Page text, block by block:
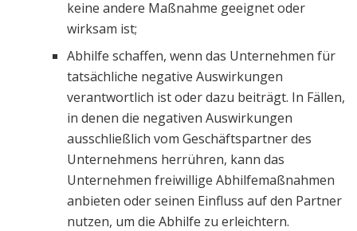
keine andere Maßnahme geeignet oder
wirksam ist;
Abhilfe schaffen, wenn das Unternehmen für
tatsächliche negative Auswirkungen
verantwortlich ist oder dazu beiträgt. In Fällen,
in denen die negativen Auswirkungen
ausschließlich vom Geschäftspartner des
Unternehmens herrühren, kann das
Unternehmen freiwillige Abhilfemaßnahmen
anbieten oder seinen Einfluss auf den Partner
nutzen, um die Abhilfe zu erleichtern.